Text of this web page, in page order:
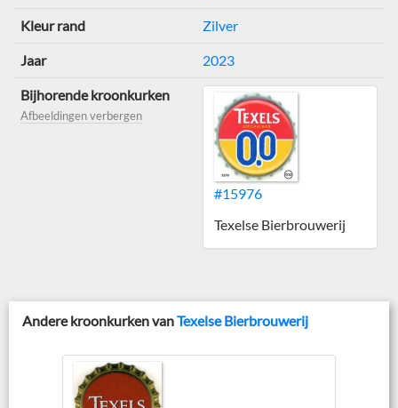
Kleur rand Zilver
Jaar 2023
Bijhorende kroonkurken
Afbeeldingen verbergen
#15976
Texelse Bierbrouwerij
Andere kroonkurken vanTexelse Bierbrouwerij